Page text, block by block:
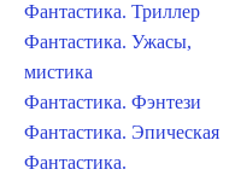
Фантастика. Триллер
Фантастика. Ужасы,
мистика
Фантастика. Фэнтези
Фантастика. Эпическая
Фантастика.